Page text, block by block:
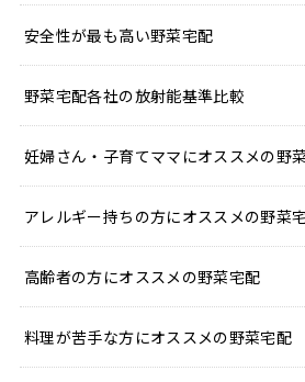
安全性が最も高い野菜宅配
野菜宅配各社の放射能基準比較
妊婦さん・子育てママにオススメの野
アレルギー持ちの方にオススメの野菜
高齢者の方にオススメの野菜宅配
料理が苦手な方にオススメの野菜宅配